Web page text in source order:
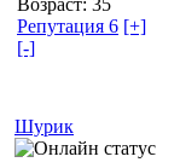
Репутация 6 [+]
[-]
Шурик